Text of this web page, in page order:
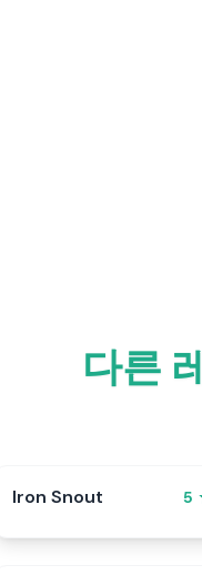
다른
Iron Snout 5